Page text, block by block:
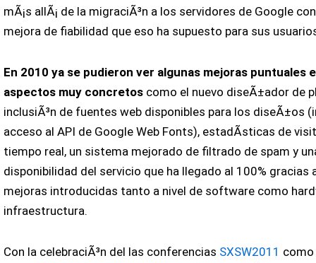
mÃ¡s allÃ¡ de la migraciÃ³n a los servidores de Google
mejora de fiabilidad que eso ha supuesto para sus
En 2010 ya se pudieron ver algunas mejoras puntuales
aspectos muy concretos como el nuevo diseÃ±ador de
inclusiÃ³n de fuentes web disponibles para los diseÃ±os
acceso al API de Google Web Fonts), estadÃ­sticas de
tiempo real, un sistema mejorado de filtrado de spam y
disponibilidad del servicio que ha llegado al 100% gracias
mejoras introducidas tanto a nivel de software como
infraestructura.
Con la celebraciÃ³n del las conferencias SXSW2011